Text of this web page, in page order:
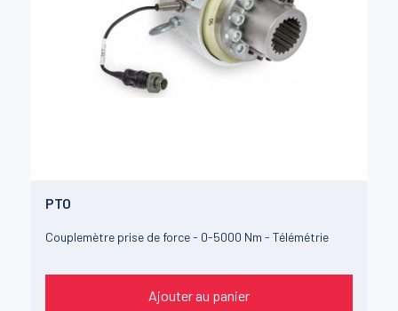
PTO
Couplemètre prise de force - 0-5000 Nm - Télémétrie
Ajouter au panier